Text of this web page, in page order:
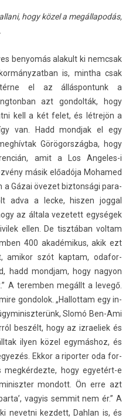
hogy közel a megál­lapodás,
be­nyomás al­akult ki nemcsak
is, mintha csak
el az állás­pontunk a
azt gon­dolták, hogy
kell a két felet, és létrejön a
van. Hadd mondjak el egy
Görögországba, hogy
amit a Los Angeles-i
másik előadója Mohamed
a Gázai övezet bi­zton­sági para­
adva a lecke, hisz­en jogg­al
az általa vezetett egységek
ellen. De tisztában vol­tam
400 akadémikus, akik ezt
amikor szót kap­tam, odafor­
hadd mondjam, hogy nagyon
A teremb­en megállt a levegő.
gon­dolok. „Hal­lottam egy in­
Slomó Ben-Ami
beszélt, hogy az iz­raeliek és
ilyen közel egymáshoz, és
Ekkor a riport­er oda for­
meg­kérdez­te, hogy egyetért-e
mon­dott. Ön erre azt
vagyis sem­mit nem ér.” A
nevet­ni kez­dett, Dah­lan is, és